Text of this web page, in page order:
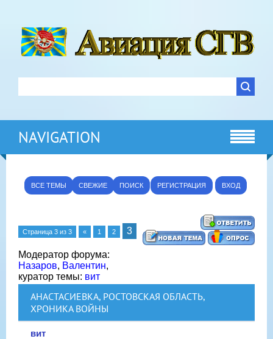
NAVIGATION
ВСЕ ТЕМЫ СВЕЖИЕ ПОИСК РЕГИСТРАЦИЯ ВХОД
Страница 3 из 3 « 1 2 3
Модератор форума:
Назаров, Валентин,
куратор темы: вит
АНАСТАСИЕВКА, РОСТОВСКАЯ ОБЛАСТЬ,
ХРОНИКА ВОЙНЫ
вит